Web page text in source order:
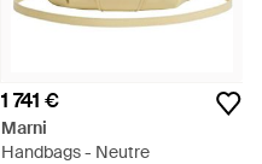
1 741 €
Marni
Handbags - Neutre